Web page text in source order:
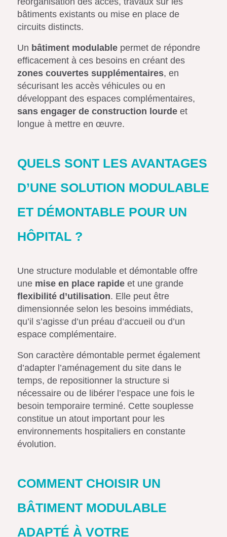
bâtiments existants ou mise en place de
circuits distincts.
Un bâtiment modulablepermet de répondre
efficacement à ces besoins en créant des
zones couvertes supplémentaires, en
sécurisant les accès véhicules ou en
développant des espaces complémentaires,
sans engager de construction lourdeet
longue à mettre en œuvre.
QUELS SONT LES AVANTAGES
D’UNE SOLUTION MODULABLE
ET DÉMONTABLE POUR UN
HÔPITAL ?
Une structure modulable et démontable offre
une mise en place rapideet une grande
flexibilité d’utilisation. Elle peut être
dimensionnée selon les besoins immédiats,
qu’il s’agisse d’un préau d’accueil ou d’un
espace complémentaire.
Son caractère démontable permet également
d’adapter l’aménagement du site dans le
temps, de repositionner la structure si
nécessaire ou de libérer l’espace une fois le
besoin temporaire terminé. Cette souplesse
constitue un atout important pour les
environnements hospitaliers en constante
évolution.
COMMENT CHOISIR UN
BÂTIMENT MODULABLE
ADAPTÉ À VOTRE